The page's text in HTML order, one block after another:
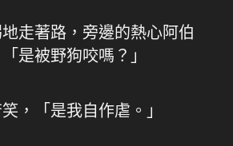
走著路，旁邊的熱心阿伯
是被野狗咬嗎？」
，「是我自作虐。」